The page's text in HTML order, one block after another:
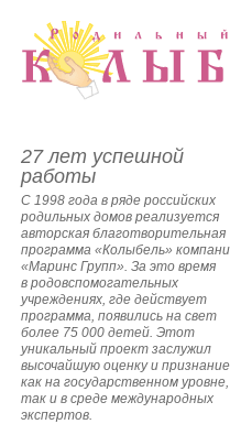
27 лет успешной
работы
С 1998 года в ряде российских
родильных домов реализуется
авторская благотворительная
программа «Колыбель»
«Маринс Групп». За это время
в родовспомогательных
учреждениях, где действует
программа, появились на свет
более 75 000 детей. Этот
уникальный проект заслужил
высочайшую оценку и признание
как на государственном уровне,
так и в среде международных
экспертов.